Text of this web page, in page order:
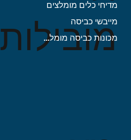
מובילות
מדיחי כלים מומלצים
מייבשי כביסה
מכונות כביסה מומלצות